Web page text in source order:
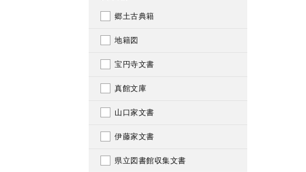
1807
1808
1809
1810
1811
1814
1815
郷土古典籍
地籍図
宝円寺文書
真館文庫
山口家文書
伊藤家文書
県立図書館収集文書